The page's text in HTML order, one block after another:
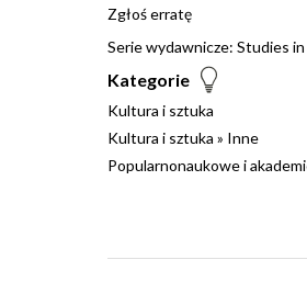
Zgłoś erratę
Serie wydawnicze: Studies
Kategorie
Kultura i sztuka
Kultura i sztuka » Inne
Popularnonaukowe i